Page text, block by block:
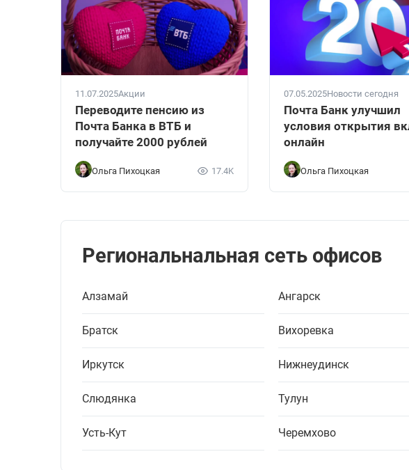
11.07.2025Акции
Переводите пенсию из
Почта Банка в ВТБ и
получайте 2000 рублей
Ольга Пихоцкая 17.4K
07.05.2025Новости сегодня
Почта Банк улучшил
условия открытия
онлайн
Ольга Пихоцкая
Региональнальная сеть офисов
Алзамай Ангарск
Братск Вихоревка
Иркутск Нижнеудинск
Слюдянка Тулун
Усть-Кут Черемхово